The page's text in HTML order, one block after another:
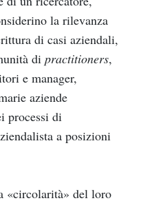
la rilevanza
di casi aziendali,
di practitioners,
e manager,
aziende
processi di
a posizioni
«circolarità» del loro